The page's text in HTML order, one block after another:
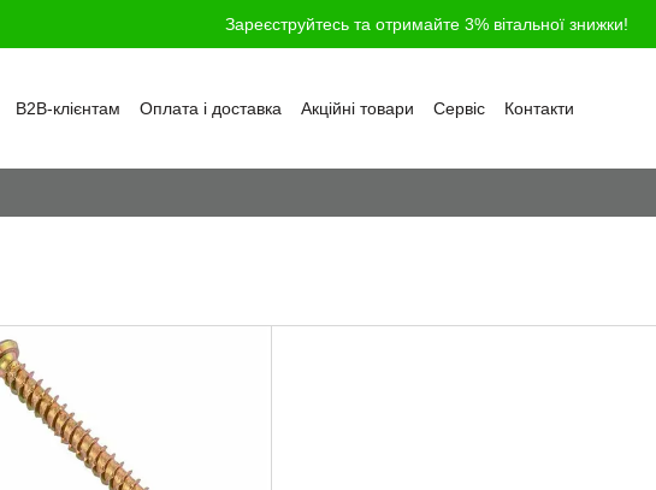
Зареєструйтесь та отримайте 3% вітальної знижки!
B2B-клієнтам Оплата і доставка Акційні товари Сервіс
Контакти